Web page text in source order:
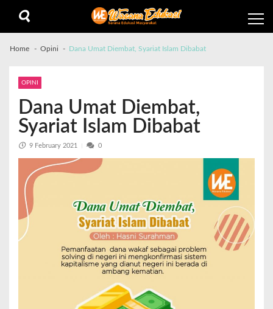
Home Opini Dana Umat Diembat, Syariat Islam Dibabat
OPINI
Dana Umat Diembat,
Syariat Islam Dibabat
9 February 2021 0